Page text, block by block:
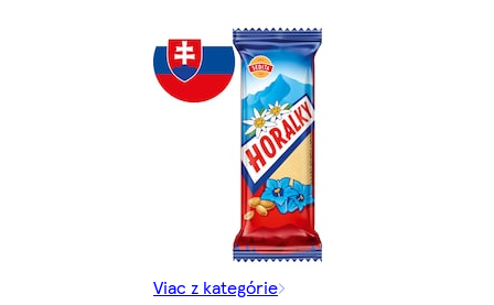
Viac z kategórie